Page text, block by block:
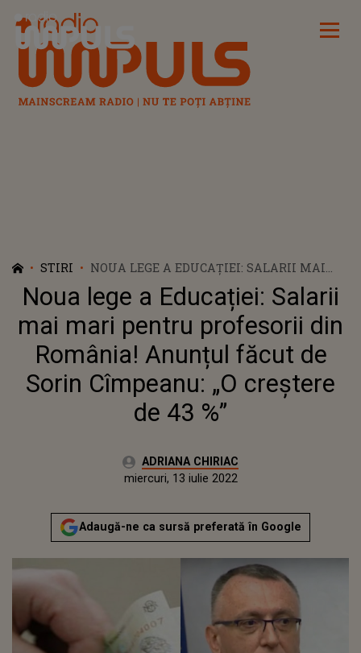
Radio Impuls
STIRI
NOUA LEGE A EDUCAȚIEI: SALARII MAI
MARI PENTRU PROFESORII DIN ROMÂNIA!
ANUNȚUL FĂCUT DE SORIN CÎMPEANU: „O
CREȘTERE DE 43 %”
Noua lege a Educației: Salarii
mai mari pentru profesorii din
România! Anunțul făcut de
Sorin Cîmpeanu: „O creștere
de 43 %”
Autor:ADRIANA CHIRIAC
miercuri, 13 iulie 2022Actualizat:
miercuri, 13 iulie 2022
Adaugă-ne ca sursă preferată în Google